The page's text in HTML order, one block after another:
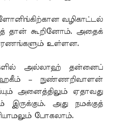
வழிகாட்டல்
தான் கூறினோம். அதைக்
உள்ளன.
அல்லாஹ் தன்னைப்
ஹகீம் – நுண்ணறிவாளன்
அனைத்திலும் ஏதாவது
அது நமக்குத்
போகலாம்.